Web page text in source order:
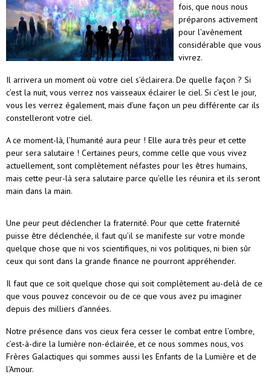
fois, que nous nous
préparons activement
pour l’avènement
considérable que vous
vivrez.
Il arrivera un moment où votre ciel s’éclairera. De quelle façon ? Si
c’est la nuit, vous verrez nos vaisseaux éclairer le ciel. Si c’est le jour,
vous les verrez également, mais d’une façon un peu différente car ils
constelleront votre ciel.
A ce moment-là, l’humanité aura peur ! Elle aura très peur et cette
peur sera salutaire ! Certaines peurs, comme celle que vous vivez
actuellement, sont complètement néfastes pour les êtres humains,
mais cette peur-là sera salutaire parce qu’elle les réunira et ils seront
main dans la main.
Une peur peut déclencher la fraternité. Pour que cette fraternité
puisse être déclenchée, il faut qu’il se manifeste sur votre monde
quelque chose que ni vos scientifiques, ni vos politiques, ni bien sûr
ceux qui sont dans la grande finance ne pourront appréhender.
Il faut que ce soit quelque chose qui soit complètement au-delà de ce
que vous pouvez concevoir ou de ce que vous avez pu imaginer
depuis des milliers d’années.
Notre présence dans vos cieux fera cesser le combat entre l’ombre,
c’est-à-dire la lumière non-éclairée, et ce nous sommes nous, vos
Frères Galactiques qui sommes aussi les Enfants de la Lumière et de
l’Amour.